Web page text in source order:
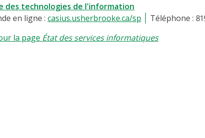
des technologies de l'information
en ligne : casius.usherbrooke.ca/sp
Téléphone :
la page État des services informatiques